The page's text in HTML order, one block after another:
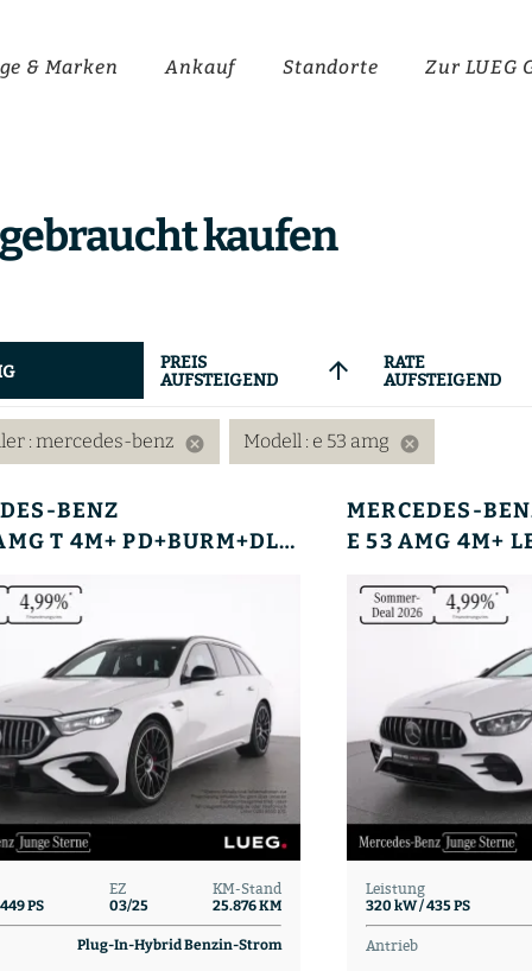
& Marken Ankauf Standorte Zur LUEG
kaufen
PREIS
AUFSTEIGEND arrow_upward RATE
AUFSTEIGEND
: mercedes-benz cancel Modell : e 53 amg cancel
BENZ
E 53 E AMG T 4M+ PD+BURM+DLIGHT+AHK+21+KEYG+360
PS
EZ
03/25
KM-Stand
25.876 KM
Plug-In-Hybrid Benzin-Strom
MERCEDES-
Leistung
320 kW / 435 PS
Antrieb